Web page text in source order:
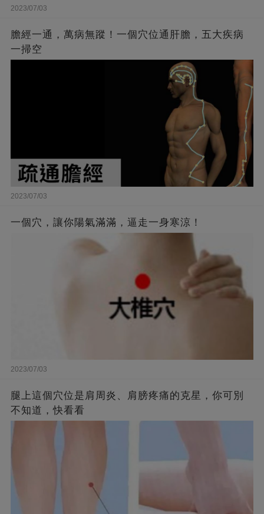
2023/07/03
膽經一通，萬病無蹤！一個穴位通肝膽，五大疾病
一掃空
2023/07/03
一個穴，讓你陽氣滿滿，逼走一身寒涼！
2023/07/03
腿上這個穴位是肩周炎、肩膀疼痛的克星，你可別
不知道，快看看